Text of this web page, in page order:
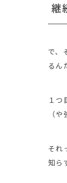
継
で、
るん
１つ
（
それ
知ら